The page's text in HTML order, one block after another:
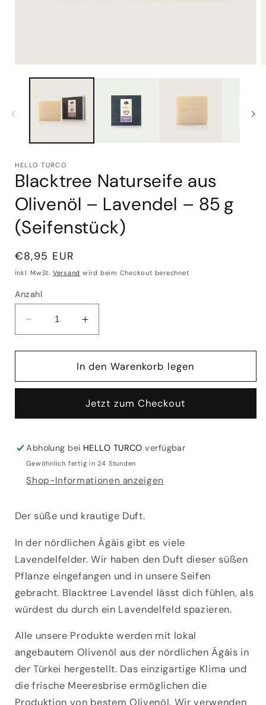
HELLO TURCO
Blacktree Naturseife aus
Olivenöl – Lavendel – 85 g
(Seifenstück)
Normaler
Preis
€8,95 EUR
inkl. MwSt. Versand wird beim Checkout berechnet
Anzahl
Verringere
die
Menge
Blacktree
Olivenöl
Lavendel
–
85 g
(Seifenstück)
Erhöhe
die
Menge
für
Blacktree
aus
Olivenöl
Lavendel
–
85 g
(Seifenstück)
In den Warenkorb legen
Jetzt zum Checkout
Abholung bei HELLO TURCO verfügbar
Gewöhnlich fertig in 24 Stunden
Shop-Informationen anzeigen
Der süße und krautige Duft.
In der nördlichen Ägäis gibt es viele
Lavendelfelder. Wir haben den Duft dieser süßen
Pflanze eingefangen und in unsere Seifen
gebracht. Blacktree Lavendel lässt dich fühlen, als
würdest du durch ein Lavendelfeld spazieren.
Alle unsere Produkte werden mit lokal
angebautem Olivenöl aus der nördlichen Ägäis in
der Türkei hergestellt. Das einzigartige Klima und
die frische Meeresbrise ermöglichen die